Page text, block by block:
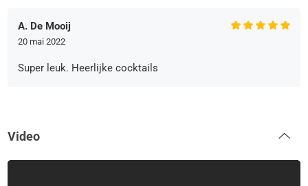
A. De Mooij
20 mai 2022
Super leuk. Heerlijke cocktails
Video